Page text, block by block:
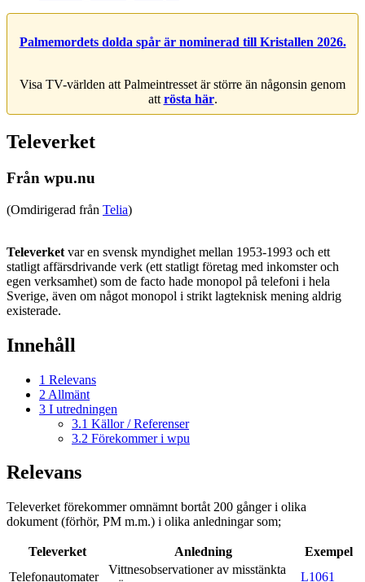
Palmemordets dolda spår är nominerad till Kristallen 2026.
Visa TV-världen att Palmeintresset är större än någonsin genom
att rösta här.
Televerket
Från wpu.nu
(Omdirigerad från Telia)
Televerket var en svensk myndighet mellan 1953-1993 och ett
statligt affärsdrivande verk (ett statligt företag med inkomster och
egen verksamhet) som de facto hade monopol på telefoni i hela
Sverige, även om något monopol i strikt lagteknisk mening aldrig
existerade.
Innehåll
1 Relevans
2 Allmänt
3 I utredningen
3.1 Källor / Referenser
3.2 Förekommer i wpu
Relevans
Televerket förekommer omnämnt bortåt 200 gånger i olika
dokument (förhör, PM m.m.) i olika anledningar som;
Televerket Anledning
Exempel
Telefonautomater
Vittnesobservationer av misstänkta
L1061